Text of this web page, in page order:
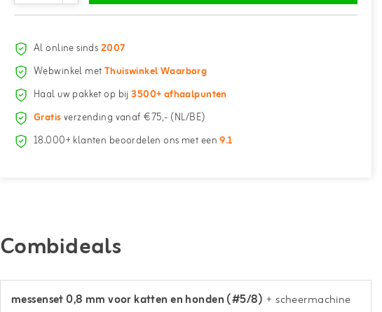
Al online sinds2007
Webwinkel metThuiswinkel Waarborg
Haal uw pakket op bij3500+ afhaalpunten
Gratisverzending vanaf €75,- (NL/BE)
18.000+ klanten beoordelen ons met een9.1
Combideals
messenset 0,8 mm voor katten en honden (#5/8) + scheermachine